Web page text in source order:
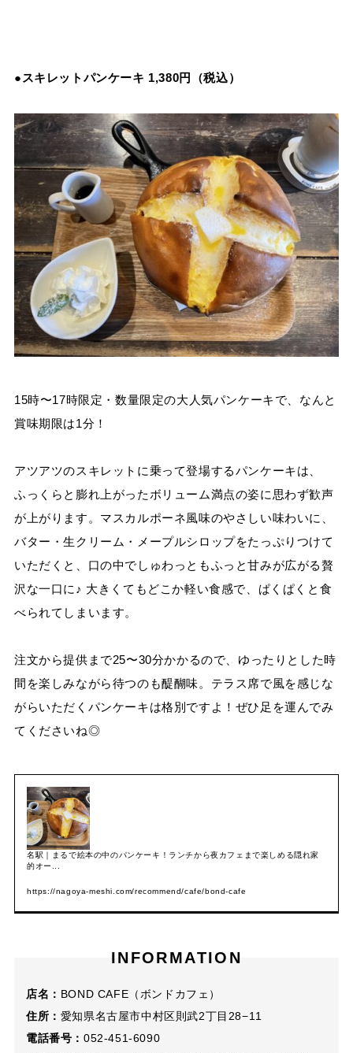
●スキレットパンケーキ 1,380円（税込）
15時〜17時限定・数量限定の大人気パンケーキで、なんと
賞味期限は1分！
アツアツのスキレットに乗って登場するパンケーキは、
ふっくらと膨れ上がったボリューム満点の姿に思わず歓声
が上がります。マスカルポーネ風味のやさしい味わいに、
バター・生クリーム・メープルシロップをたっぷりつけて
いただくと、口の中でしゅわっともふっと甘みが広がる贅
沢な一口に♪ 大きくてもどこか軽い食感で、ぱくぱくと食
べられてしまいます。
注文から提供まで25〜30分かかるので、ゆったりとした時
間を楽しみながら待つのも醍醐味。テラス席で風を感じな
がらいただくパンケーキは格別ですよ！ぜひ足を運んでみ
てくださいね◎
名駅｜まるで絵本の中のパンケーキ！ランチから夜カフェまで楽しめる隠れ家
的オー...
https://nagoya-meshi.com/recommend/cafe/bond-cafe
INFORMATION
店名： BOND CAFE（ボンドカフェ）
住所： 愛知県名古屋市中村区則武2丁目28−11
電話番号： 052-451-6090